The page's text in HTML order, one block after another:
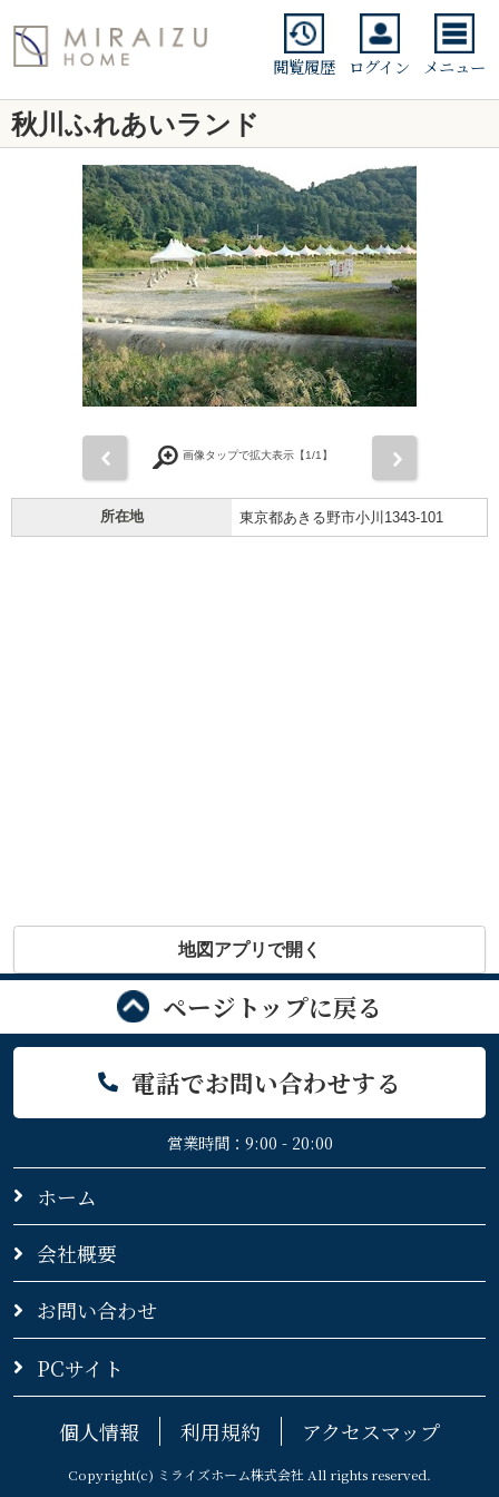
閲覧履歴 ログイン メニュー
秋川ふれあいランド
画像タップで拡大表示【1/1】
所在地 東京都あきる野市小川1343-101
地図アプリで開く
ページトップに戻る
電話でお問い合わせする
営業時間：9:00 - 20:00
ホーム
会社概要
お問い合わせ
PCサイト
個人情報 利用規約 アクセスマップ
Copyright(c) ミライズホーム株式会社 All rights reserved.